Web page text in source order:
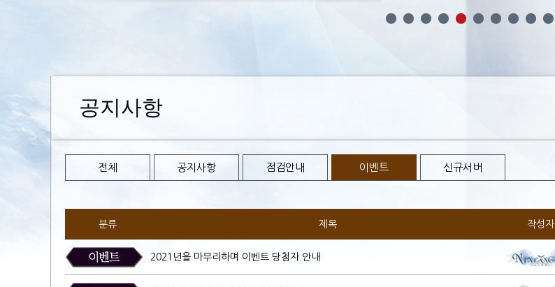
공지사항
전체 공지사항 점검안내 이벤트 신규서버
분류 제목 작성자
2021년을 마무리하며 이벤트 당첨자 안내